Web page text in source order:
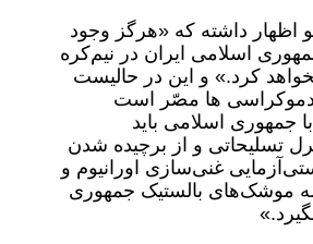
اظهار داشته که «هرگز وجود
اسلامی ایران در نیم‌کره
کرد.» و این در حالیست
دموکراسی ها مصّر است
جمهوری اسلامی باید
تسلیحاتی و از برچیده شدن
غنی‌سازی اورانیوم و
موشک‌های بالستیک جمهوری